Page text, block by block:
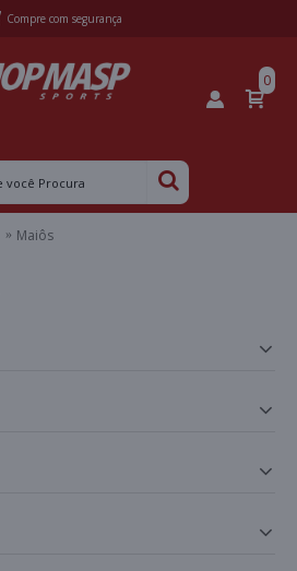
Compre com segurança
0
Maiôs